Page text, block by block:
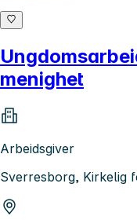
menighet
Arbeidsgiver
Sverresborg, Kirkelig